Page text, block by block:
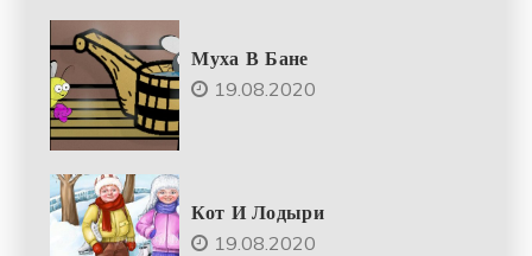
Муха В Бане
19.08.2020
Кот И Лодыри
19.08.2020